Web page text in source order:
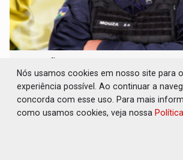
'erro de digitação' em
patrimônio de R$ 29 milhões
Eleições 2026 07 de Agosto de 2026
para emprestar, mas garantiu que sua
Nós usamos cookies em nosso site para
experiência possível. Ao continuar a
concorda com esse uso. Para mais
como usamos cookies, veja nossa